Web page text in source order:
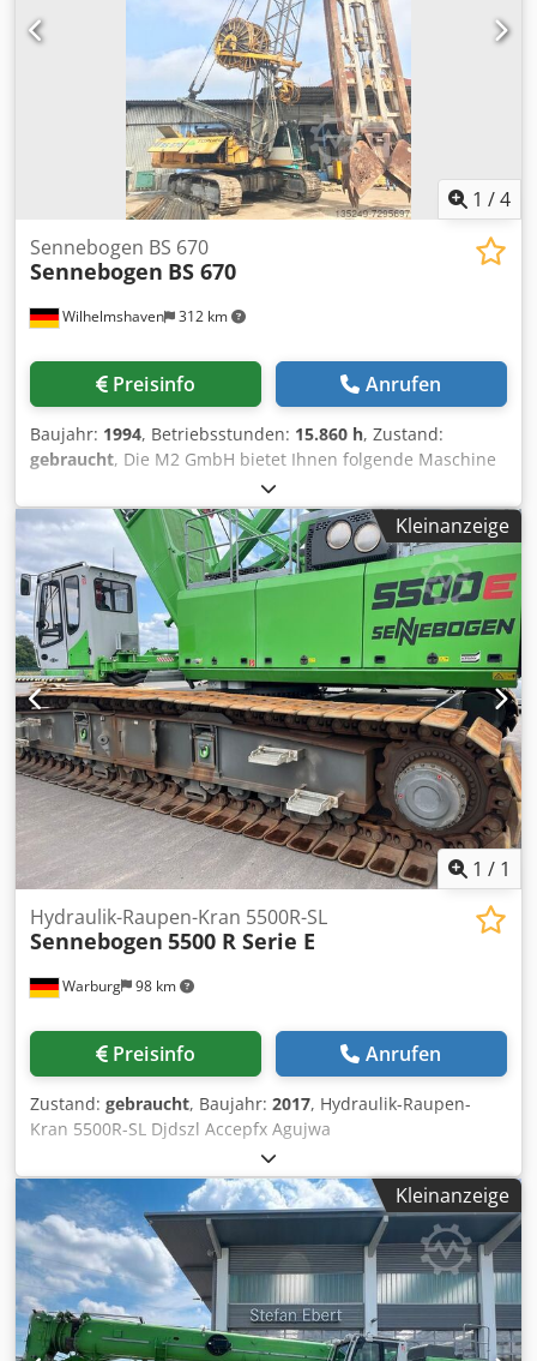
1 /4
Wilhelmshaven 312 km
Sennebogen BS 670
Sennebogen BS 670
Preisinfo Anrufen
Baujahr: 1994, Betriebsstunden: 15.860 h, Zustand:
gebraucht, Die M2 GmbH bietet Ihnen folgende Maschine
an: Dwsdpjh Ty Avofx Aguoa - Sennebogen 670 / Bauer
HDSG 50 / DHG-E # 1 600/4200 # 001 Weiteres auf Anfrage!
Kleinanzeige
1 / 1
Warburg 98 km
Hydraulik-Raupen-Kran 5500R-SL
Sennebogen 5500 R Serie E
Preisinfo Anrufen
Zustand: gebraucht, Baujahr: 2017, Hydraulik-Raupen-
Kran 5500R-SL Djdszl Accepfx Agujwa
Kleinanzeige